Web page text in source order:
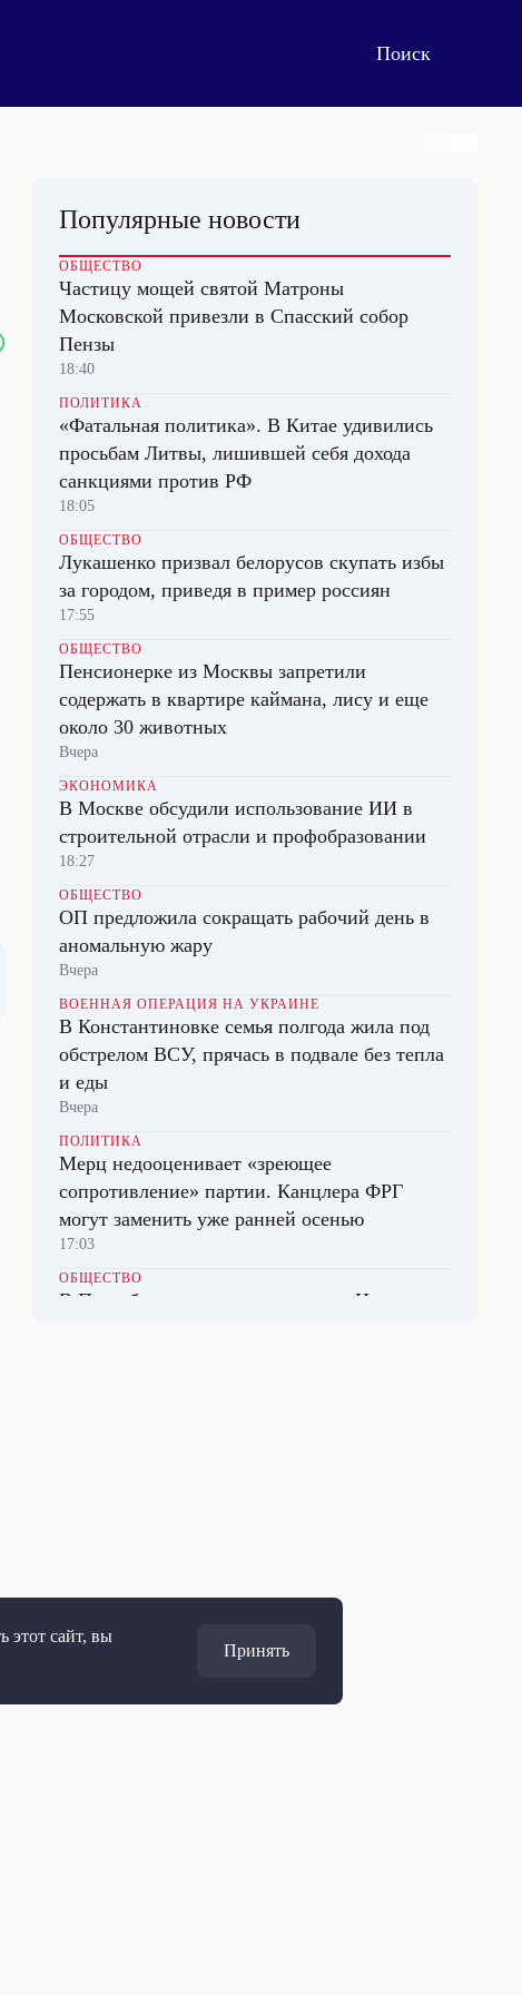
этот сайт, вы
Принять
Популярные новости
ОБЩЕСТВО
Частицу мощей святой Матроны
Московской привезли в Спасский собор
Пензы
18:40
ПОЛИТИКА
«Фатальная политика». В Китае удивились
просьбам Литвы, лишившей себя дохода
санкциями против РФ
18:05
ОБЩЕСТВО
Лукашенко призвал белорусов скупать избы
за городом, приведя в пример россиян
17:55
ОБЩЕСТВО
Пенсионерке из Москвы запретили
содержать в квартире каймана, лису и еще
около 30 животных
Вчера
ЭКОНОМИКА
В Москве обсудили использование ИИ в
строительной отрасли и профобразовании
18:27
ОБЩЕСТВО
ОП предложила сокращать рабочий день в
аномальную жару
Вчера
ВОЕННАЯ ОПЕРАЦИЯ НА УКРАИНЕ
В Константиновке семья полгода жила под
обстрелом ВСУ, прячась в подвале без тепла
и еды
Вчера
ПОЛИТИКА
Мерц недооценивает «зреющее
сопротивление» партии. Канцлера ФРГ
могут заменить уже ранней осенью
17:03
ОБЩЕСТВО
В Петербурге открыли выставку «Имя героя.